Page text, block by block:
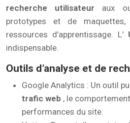
recherche utilisateur aux
prototypes et de
ressources d’apprentissage. L’
indispensable.
Outils d’analyse et de
Google Analytics : Un outil
trafic web , le
performances du site.